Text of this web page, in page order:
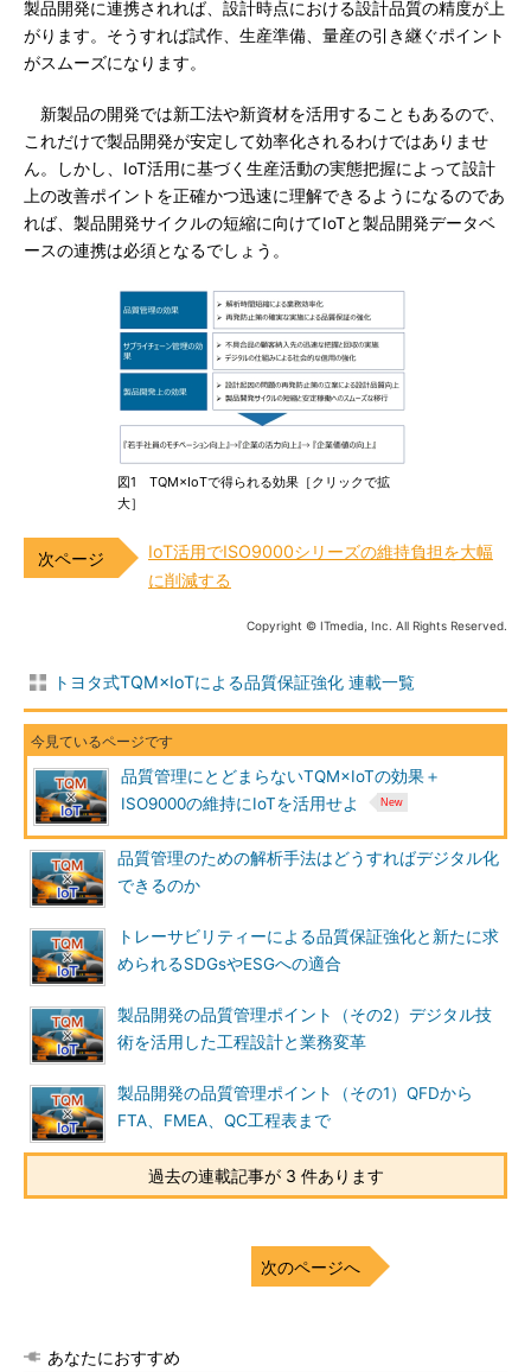
製品開発に連携されれば、設計時点における設計品質の精度が上
がります。そうすれば試作、生産準備、量産の引き継ぐポイント
がスムーズになります。
新製品の開発では新工法や新資材を活用することもあるので、
これだけで製品開発が安定して効率化されるわけではありませ
ん。しかし、IoT活用に基づく生産活動の実態把握によって設計
上の改善ポイントを正確かつ迅速に理解できるようになるのであ
れば、製品開発サイクルの短縮に向けてIoTと製品開発データベ
ースの連携は必須となるでしょう。
図1 TQM×IoTで得られる効果［クリックで拡
大］
IoT活用でISO9000シリーズの維持負担を大幅
に削減する
Copyright © ITmedia, Inc. All Rights Reserved.
トヨタ式TQM×IoTによる品質保証強化 連載一覧
品質管理にとどまらないTQM×IoTの効果＋
ISO9000の維持にIoTを活用せよ
品質管理のための解析手法はどうすればデジタル化
できるのか
トレーサビリティーによる品質保証強化と新たに求
められるSDGsやESGへの適合
製品開発の品質管理ポイント（その2）デジタル技
術を活用した工程設計と業務変革
製品開発の品質管理ポイント（その1）QFDから
FTA、FMEA、QC工程表まで
過去の連載記事が 3 件あります
次のページへ
あなたにおすすめ